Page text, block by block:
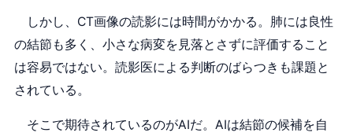
しかし、CT画像の読影には時間がかかる。肺には良性
の結節も多く、小さな病変を見落とさずに評価すること
は容易ではない。読影医による判断のばらつきも課題と
されている。
そこで期待されているのがAIだ。AIは結節の候補を自